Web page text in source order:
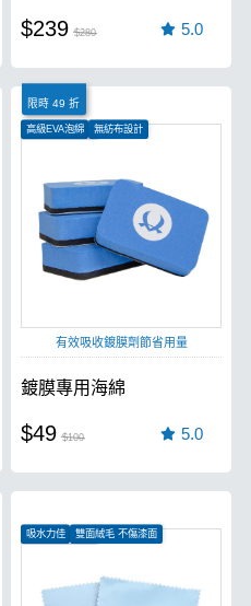
$239 $280 5.0
限時 49 折
高級EVA泡綿
無紡布設計
有效吸收鍍膜劑節省用量
鍍膜專用海綿
$49 $100 5.0
吸水力佳
雙面絨毛 不傷漆面